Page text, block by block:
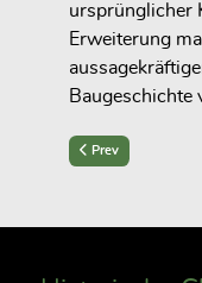
ursprünglicher
Erweiterung
Baugeschichte
Previous article:
Prev